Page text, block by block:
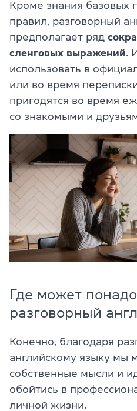
Кроме знания базовых
правил, разговорный
предполагает ряд
сленговых выражений .
использовать в
или во время
пригодятся во время
со знакомыми и
Где может
разговорный
Конечно, благодаря
английскому языку мы
собственные мысли и
обойтись в
личной жизни.